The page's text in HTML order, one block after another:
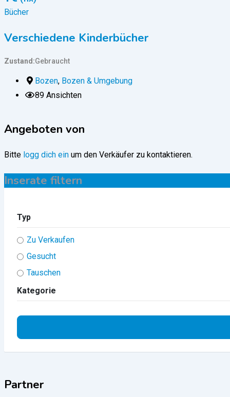
Bücher
Verschiedene Kinderbücher
Zustand Gebraucht
Bozen, Bozen & Umgebung
89 Ansichten
Angeboten von
Bitte logg dich ein um den Verkäufer zu kontaktieren.
Inserate filtern
Typ
Zu Verkaufen
Gesucht
Tauschen
Kategorie
Partner